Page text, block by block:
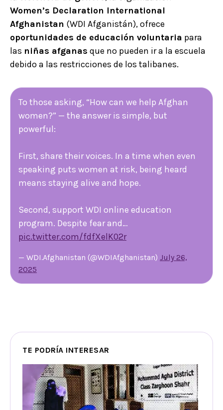
Women’s Declaration International
Afghanistan (WDI Afganistán), ofrece
oportunidades de educación voluntaria para
las niñas afganas que no pueden ir a la escuela
debido a las restricciones de los talibanes.
To those asking, “How can we help Afghan
women?” — the answer is simple, but
powerful:
First, share their voices. In a time when even
speaking puts women at risk, being heard
means staying alive and hope.
Second, support WDI online education
program. Despite fear and…
pic.twitter.com/fdfXelK02r
— WDI.Afghanistan (@WDIAfghanistan) July 26,
2025
TE PODRÍA INTERESAR